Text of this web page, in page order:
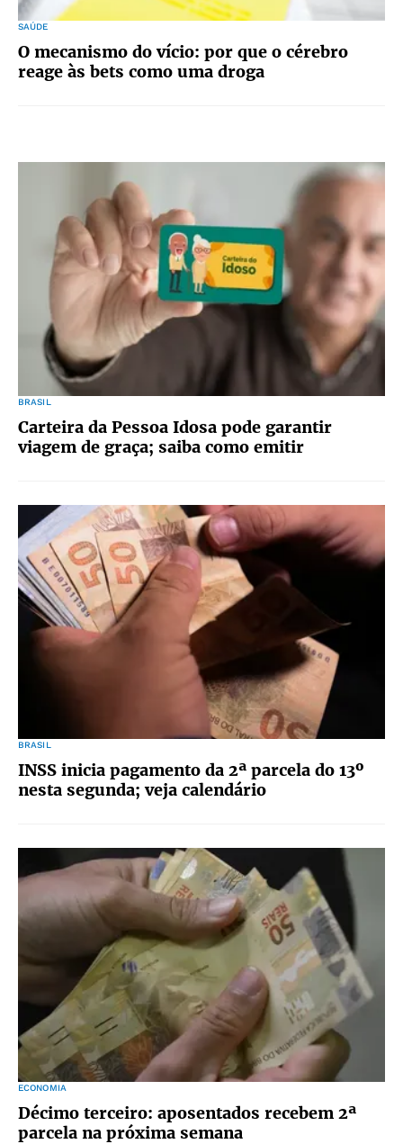
SAÚDE
O mecanismo do vício: por que o cérebro
reage às bets como uma droga
BRASIL
Carteira da Pessoa Idosa pode garantir
viagem de graça; saiba como emitir
BRASIL
INSS inicia pagamento da 2ª parcela do 13º
nesta segunda; veja calendário
ECONOMIA
Décimo terceiro: aposentados recebem 2ª
parcela na próxima semana